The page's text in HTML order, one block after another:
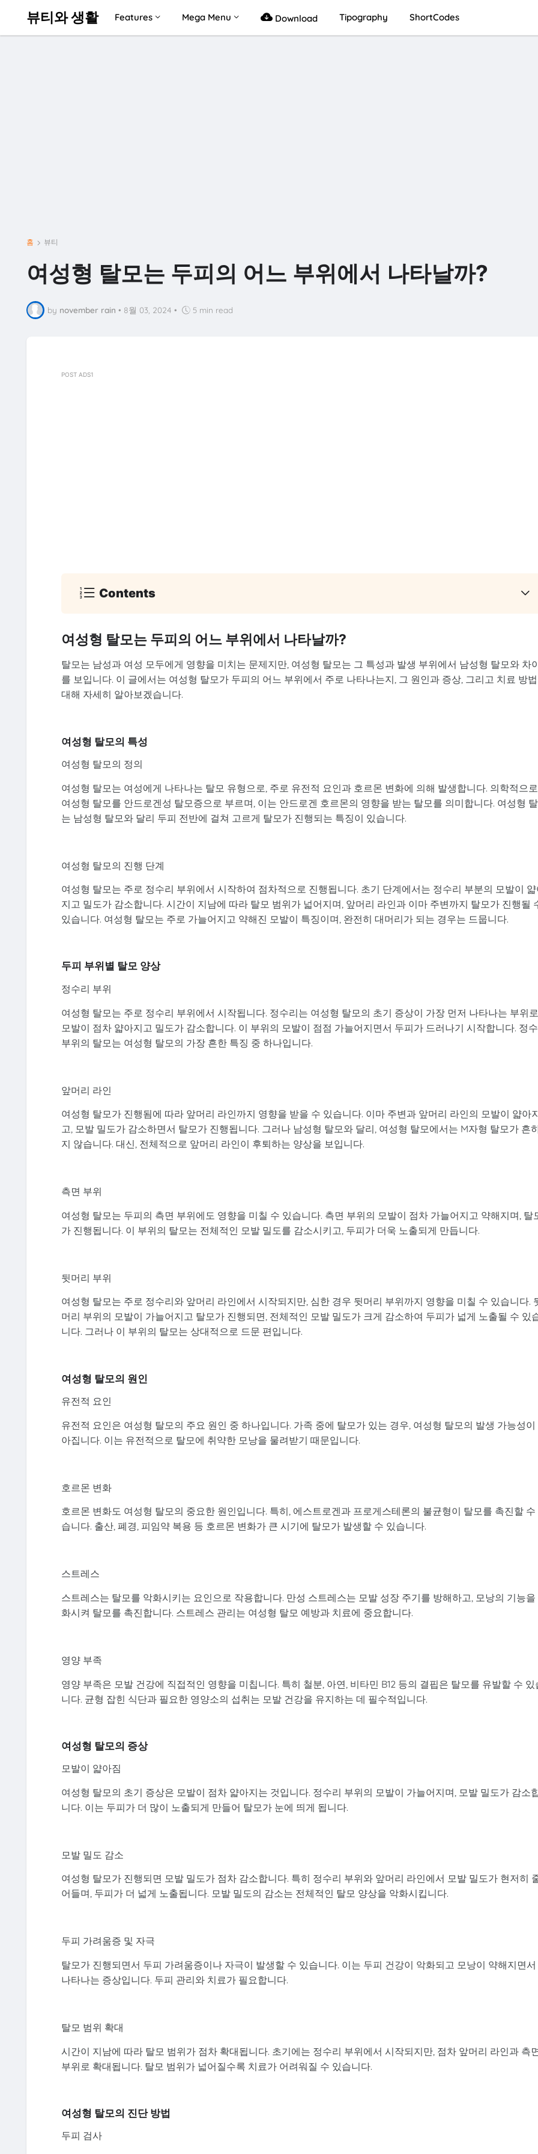
뷰티와 생활 Features Mega Menu Download Tipography ShortCodes
홈 뷰티
여성형 탈모는 두피의 어느 부위에서 나타날까?
by november rain • 8월 03, 2024 • 5 min read
POST ADS1
Contents
여성형 탈모는 두피의 어느 부위에서 나타날까?
탈모는 남성과 여성 모두에게 영향을 미치는 문제지만, 여성형 탈모는 그 특성과 발생 부위에서 남성형 탈모와 차
를 보입니다. 이 글에서는 여성형 탈모가 두피의 어느 부위에서 주로 나타나는지, 그 원인과 증상, 그리고 치료 방
대해 자세히 알아보겠습니다.
여성형 탈모의 특성
여성형 탈모의 정의
여성형 탈모는 여성에게 나타나는 탈모 유형으로, 주로 유전적 요인과 호르몬 변화에 의해 발생합니다. 의학적으
여성형 탈모를 안드로겐성 탈모증으로 부르며, 이는 안드로겐 호르몬의 영향을 받는 탈모를 의미합니다. 여성형
는 남성형 탈모와 달리 두피 전반에 걸쳐 고르게 탈모가 진행되는 특징이 있습니다.
여성형 탈모의 진행 단계
여성형 탈모는 주로 정수리 부위에서 시작하여 점차적으로 진행됩니다. 초기 단계에서는 정수리 부분의 모발이
지고 밀도가 감소합니다. 시간이 지남에 따라 탈모 범위가 넓어지며, 앞머리 라인과 이마 주변까지 탈모가 진행될
있습니다. 여성형 탈모는 주로 가늘어지고 약해진 모발이 특징이며, 완전히 대머리가 되는 경우는 드뭅니다.
두피 부위별 탈모 양상
정수리 부위
여성형 탈모는 주로 정수리 부위에서 시작됩니다. 정수리는 여성형 탈모의 초기 증상이 가장 먼저 나타나는 부위
모발이 점차 얇아지고 밀도가 감소합니다. 이 부위의 모발이 점점 가늘어지면서 두피가 드러나기 시작합니다. 정
부위의 탈모는 여성형 탈모의 가장 흔한 특징 중 하나입니다.
앞머리 라인
여성형 탈모가 진행됨에 따라 앞머리 라인까지 영향을 받을 수 있습니다. 이마 주변과 앞머리 라인의 모발이 얇아
고, 모발 밀도가 감소하면서 탈모가 진행됩니다. 그러나 남성형 탈모와 달리, 여성형 탈모에서는 M자형 탈모가 흔
지 않습니다. 대신, 전체적으로 앞머리 라인이 후퇴하는 양상을 보입니다.
측면 부위
여성형 탈모는 두피의 측면 부위에도 영향을 미칠 수 있습니다. 측면 부위의 모발이 점차 가늘어지고 약해지며, 탈
가 진행됩니다. 이 부위의 탈모는 전체적인 모발 밀도를 감소시키고, 두피가 더욱 노출되게 만듭니다.
뒷머리 부위
여성형 탈모는 주로 정수리와 앞머리 라인에서 시작되지만, 심한 경우 뒷머리 부위까지 영향을 미칠 수 있습니다.
머리 부위의 모발이 가늘어지고 탈모가 진행되면, 전체적인 모발 밀도가 크게 감소하여 두피가 넓게 노출될 수 있
니다. 그러나 이 부위의 탈모는 상대적으로 드문 편입니다.
여성형 탈모의 원인
유전적 요인
유전적 요인은 여성형 탈모의 주요 원인 중 하나입니다. 가족 중에 탈모가 있는 경우, 여성형 탈모의 발생 가능성이
아집니다. 이는 유전적으로 탈모에 취약한 모낭을 물려받기 때문입니다.
호르몬 변화
호르몬 변화도 여성형 탈모의 중요한 원인입니다. 특히, 에스트로겐과 프로게스테론의 불균형이 탈모를 촉진할 수
습니다. 출산, 폐경, 피임약 복용 등 호르몬 변화가 큰 시기에 탈모가 발생할 수 있습니다.
스트레스
스트레스는 탈모를 악화시키는 요인으로 작용합니다. 만성 스트레스는 모발 성장 주기를 방해하고, 모낭의 기능을
화시켜 탈모를 촉진합니다. 스트레스 관리는 여성형 탈모 예방과 치료에 중요합니다.
영양 부족
영양 부족은 모발 건강에 직접적인 영향을 미칩니다. 특히 철분, 아연, 비타민 B12 등의 결핍은 탈모를 유발할 수 있
니다. 균형 잡힌 식단과 필요한 영양소의 섭취는 모발 건강을 유지하는 데 필수적입니다.
여성형 탈모의 증상
모발이 얇아짐
여성형 탈모의 초기 증상은 모발이 점차 얇아지는 것입니다. 정수리 부위의 모발이 가늘어지며, 모발 밀도가 감소
니다. 이는 두피가 더 많이 노출되게 만들어 탈모가 눈에 띄게 됩니다.
모발 밀도 감소
여성형 탈모가 진행되면 모발 밀도가 점차 감소합니다. 특히 정수리 부위와 앞머리 라인에서 모발 밀도가 현저히
어들며, 두피가 더 넓게 노출됩니다. 모발 밀도의 감소는 전체적인 탈모 양상을 악화시킵니다.
두피 가려움증 및 자극
탈모가 진행되면서 두피 가려움증이나 자극이 발생할 수 있습니다. 이는 두피 건강이 악화되고 모낭이 약해지면서
나타나는 증상입니다. 두피 관리와 치료가 필요합니다.
탈모 범위 확대
시간이 지남에 따라 탈모 범위가 점차 확대됩니다. 초기에는 정수리 부위에서 시작되지만, 점차 앞머리 라인과 측
부위로 확대됩니다. 탈모 범위가 넓어질수록 치료가 어려워질 수 있습니다.
여성형 탈모의 진단 방법
두피 검사